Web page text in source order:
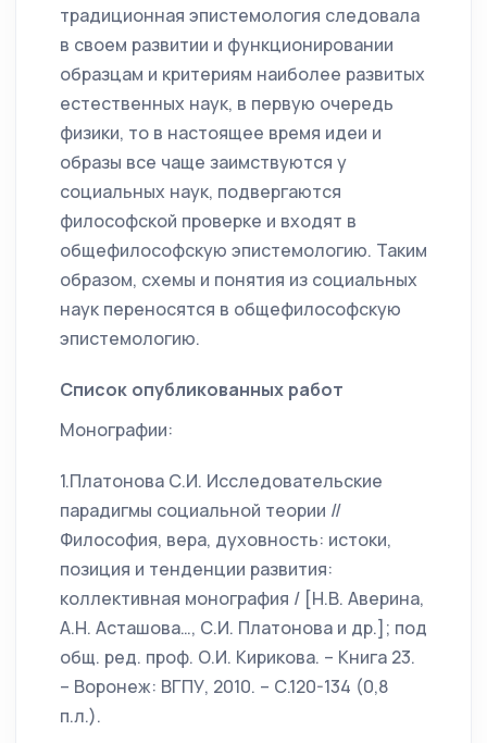
традиционная эпистемология следовала
в своем развитии и функционировании
образцам и критериям наиболее развитых
естественных наук, в первую очередь
физики, то в настоящее время идеи и
образы все чаще заимствуются у
социальных наук, подвергаются
философской проверке и входят в
общефилософскую эпистемологию. Таким
образом, схемы и понятия из социальных
наук переносятся в общефилософскую
эпистемологию.
Список опубликованных работ
Монографии:
1.Платонова С.И. Исследовательские
парадигмы социальной теории //
Философия, вера, духовность: истоки,
позиция и тенденции развития:
коллективная монография / [Н.В. Аверина,
А.Н. Асташова…, С.И. Платонова и др.]; под
общ. ред. проф. О.И. Кирикова. – Книга 23.
– Воронеж: ВГПУ, 2010. – С.120-134 (0,8
п.л.).